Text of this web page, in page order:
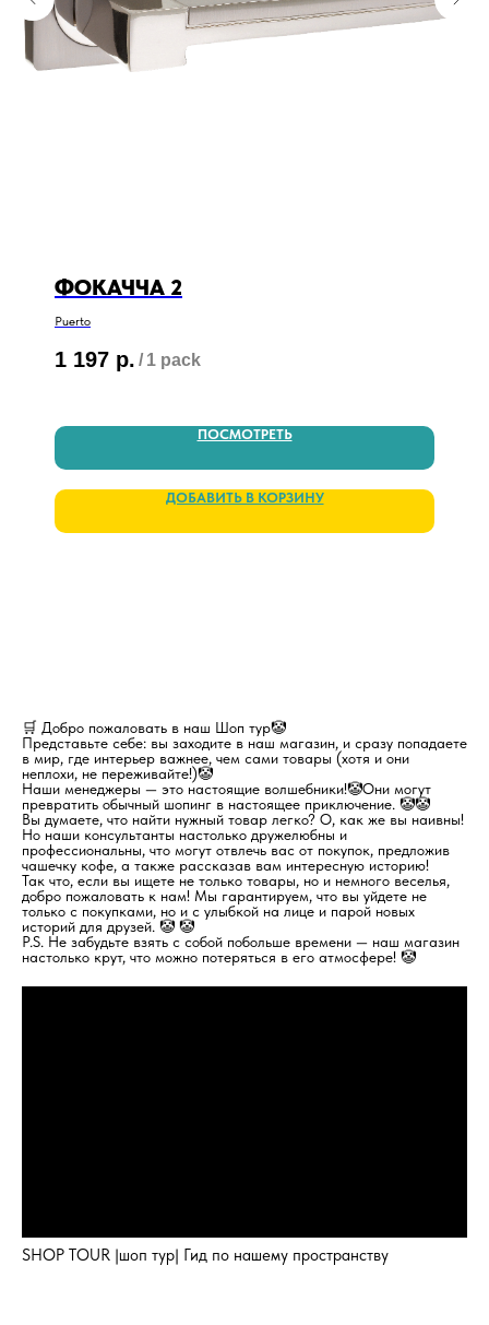
ФОКАЧЧА 2
Puerto
1 197 р. / 1 pack
ПОСМОТРЕТЬ
ДОБАВИТЬ В КОРЗИНУ
🛒 Добро пожаловать в наш Шоп тур🤡
Представьте себе: вы заходите в наш магазин, и сразу попадаете
в мир, где интерьер важнее, чем сами товары (хотя и они
неплохи, не переживайте!)🤡
Наши менеджеры — это настоящие волшебники!🤡Они могут
превратить обычный шопинг в настоящее приключение. 🤡🤡
Вы думаете, что найти нужный товар легко? О, как же вы наивны!
Но наши консультанты настолько дружелюбны и
профессиональны, что могут отвлечь вас от покупок, предложив
чашечку кофе, а также рассказав вам интересную историю!
Так что, если вы ищете не только товары, но и немного веселья,
добро пожаловать к нам! Мы гарантируем, что вы уйдете не
только с покупками, но и с улыбкой на лице и парой новых
историй для друзей. 🤡 🤡
P.S. Не забудьте взять с собой побольше времени — наш магазин
настолько крут, что можно потеряться в его атмосфере! 🤡
SHOP TOUR |шоп тур| Гид по нашему пространству